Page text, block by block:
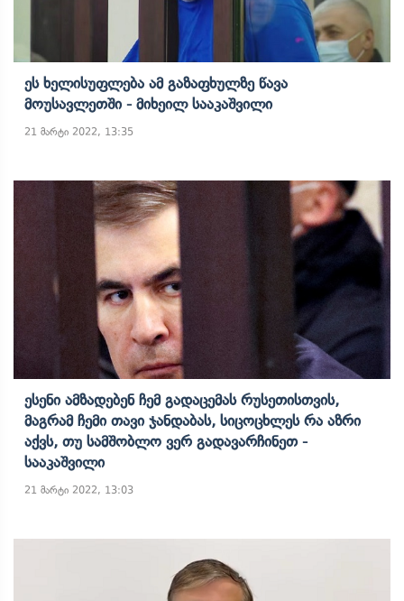
Ეს Ხელისუფლება Ამ Გაზაფხულზე Წავა
Მოუსავლეთში - Მიხეილ Სააკაშვილი
21 მარტი 2022, 13:35
Ესენი Ამზადებენ Ჩემ Გადაცემას Რუსეთისთვის,
Მაგრამ Ჩემი Თავი Ჯანდაბას, Სიცოცხლეს Რა Აზრი
Აქვს, Თუ Სამშობლო Ვერ Გადავარჩინეთ -
Სააკაშვილი
21 მარტი 2022, 13:03